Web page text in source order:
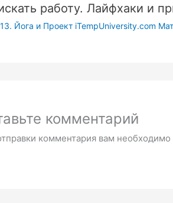
работу. Лайфхаки и
Йога и Проект iTempUniversity.com
комментарий
комментария вам необходимо